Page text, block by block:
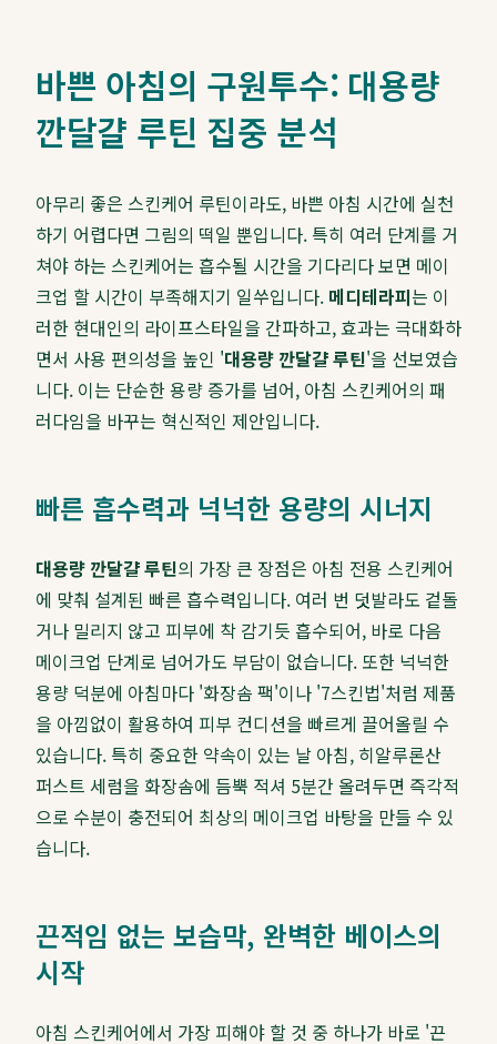
바쁜 아침의 구원투수: 대용량
깐달걀 루틴 집중 분석
아무리 좋은 스킨케어 루틴이라도, 바쁜 아침 시간에 실천
하기 어렵다면 그림의 떡일 뿐입니다. 특히 여러 단계를 거
쳐야 하는 스킨케어는 흡수될 시간을 기다리다 보면 메이
크업 할 시간이 부족해지기 일쑤입니다. 메디테라피는 이
러한 현대인의 라이프스타일을 간파하고, 효과는 극대화하
면서 사용 편의성을 높인 '대용량 깐달걀 루틴'을 선보였습
니다. 이는 단순한 용량 증가를 넘어, 아침 스킨케어의 패
러다임을 바꾸는 혁신적인 제안입니다.
빠른 흡수력과 넉넉한 용량의 시너지
대용량 깐달걀 루틴의 가장 큰 장점은 아침 전용 스킨케어
에 맞춰 설계된 빠른 흡수력입니다. 여러 번 덧발라도 겉돌
거나 밀리지 않고 피부에 착 감기듯 흡수되어, 바로 다음
메이크업 단계로 넘어가도 부담이 없습니다. 또한 넉넉한
용량 덕분에 아침마다 '화장솜 팩'이나 '7스킨법'처럼 제품
을 아낌없이 활용하여 피부 컨디션을 빠르게 끌어올릴 수
있습니다. 특히 중요한 약속이 있는 날 아침, 히알루론산
퍼스트 세럼을 화장솜에 듬뿍 적셔 5분간 올려두면 즉각적
으로 수분이 충전되어 최상의 메이크업 바탕을 만들 수 있
습니다.
끈적임 없는 보습막, 완벽한 베이스의
시작
아침 스킨케어에서 가장 피해야 할 것 중 하나가 바로 '끈